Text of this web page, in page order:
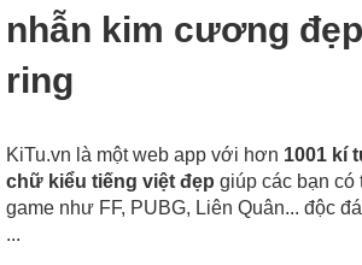
nhẫn kim cương
ring
KiTu.vn là một web app với hơn 1001 kí
chữ kiểu tiếng việt đẹp giúp các bạn có
game như FF, PUBG, Liên Quân... độc
...